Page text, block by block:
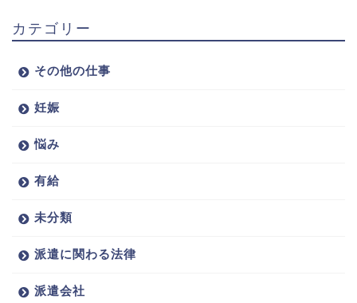
カテゴリー
その他の仕事
妊娠
悩み
有給
未分類
派遣に関わる法律
派遣会社